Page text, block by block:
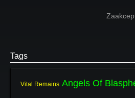
Tags
Vital Remains Angels Of